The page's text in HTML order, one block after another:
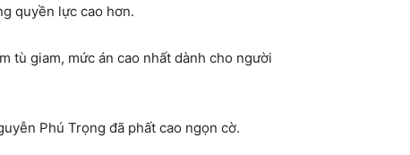
quyền lực cao hơn.
tù giam, mức án cao nhất dành cho người
Phú Trọng đã phất cao ngọn cờ.